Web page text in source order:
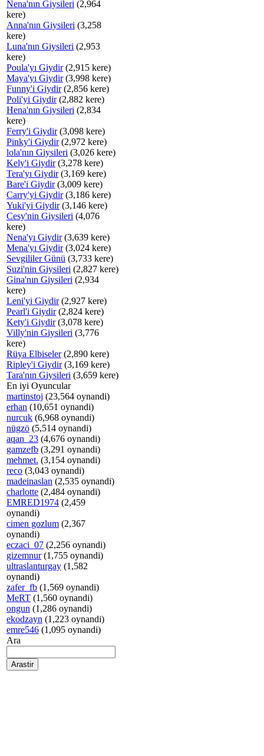
Nena'nın Giysileri (2,964
kere)
Anna'nın Giysileri (3,258
kere)
Luna'nın Giysileri (2,953
kere)
Poula'yı Giydir(2,915 kere)
Maya'yı Giydir(3,998 kere)
Funny'i Giydir(2,856 kere)
Poli'yi Giydir(2,882 kere)
Hena'nın Giysileri (2,834
kere)
Ferry'i Giydir(3,098 kere)
Pinky'i Giydir(2,972 kere)
lola'nın Giysileri (3,026 kere)
Kely'i Giydir(3,278 kere)
Tera'yı Giydir(3,169 kere)
Bare'i Giydir(3,009 kere)
Carry'yi Giydir(3,186 kere)
Yuki'yi Giydir(3,146 kere)
Cesy'nin Giysileri (4,076
kere)
Nena'yı Giydir(3,639 kere)
Mena'yı Giydir(3,024 kere)
Sevgililer Günü (3,733 kere)
Suzi'nin Giysileri (2,827 kere)
Gina'nın Giysileri (2,934
kere)
Leni'yi Giydir(2,927 kere)
Pearl'i Giydir(2,824 kere)
Kety'i Giydir(3,078 kere)
Villy'nin Giysileri (3,776
kere)
Rüya Elbiseler(2,890 kere)
Ripley'i Giydir(3,169 kere)
Tara'nın Giysileri (3,659 kere)
En iyi Oyuncular
martinstoj (23,564 oynandi)
erhan (10,651 oynandi)
nurcuk (6,968 oynandi)
nügzö (5,514 oynandi)
aqan_23 (4,676 oynandi)
gamzefb (3,291 oynandi)
mehmet. (3,154 oynandi)
reco (3,043 oynandi)
madeinaslan (2,535 oynandi)
charlotte (2,484 oynandi)
EMRED1974 (2,459
oynandi)
cimen gozlum (2,367
oynandi)
eczaci_07 (2,256 oynandi)
gizemnur(1,755 oynandi)
ultraslanturgay (1,582
oynandi)
zafer_fb (1,569 oynandi)
MeRT (1,560 oynandi)
ongun (1,286 oynandi)
ekodzayn (1,223 oynandi)
emre546 (1,095 oynandi)
Ara